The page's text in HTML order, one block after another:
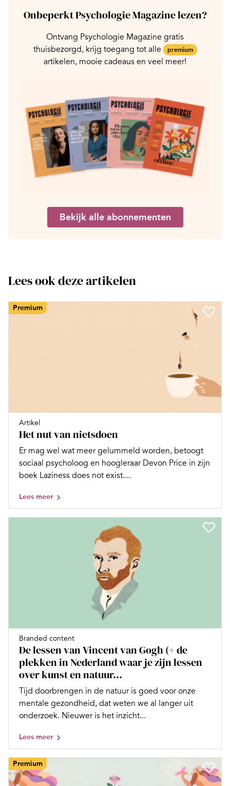
Onbeperkt Psychologie Magazine lezen?
Ontvang Psychologie Magazine gratis
thuisbezorgd, krijg toegang tot alle
premium
artikelen, mooie cadeaus en veel meer!
Bekijk alle abonnementen
Lees ook deze artikelen
Premium
Artikel
Het nut van nietsdoen
Er mag wel wat meer gelummeld worden, betoogt
sociaal psycholoog en hoogleraar Devon Price in zijn
boek Laziness does not exist....
Lees meer
Branded content
De lessen van Vincent van Gogh (+ de
plekken in Nederland waar je zijn lessen
over kunst en natuur...
Tijd doorbrengen in de natuur is goed voor onze
mentale gezondheid, dat weten we al langer uit
onderzoek. Nieuwer is het inzicht...
Lees meer
Premium